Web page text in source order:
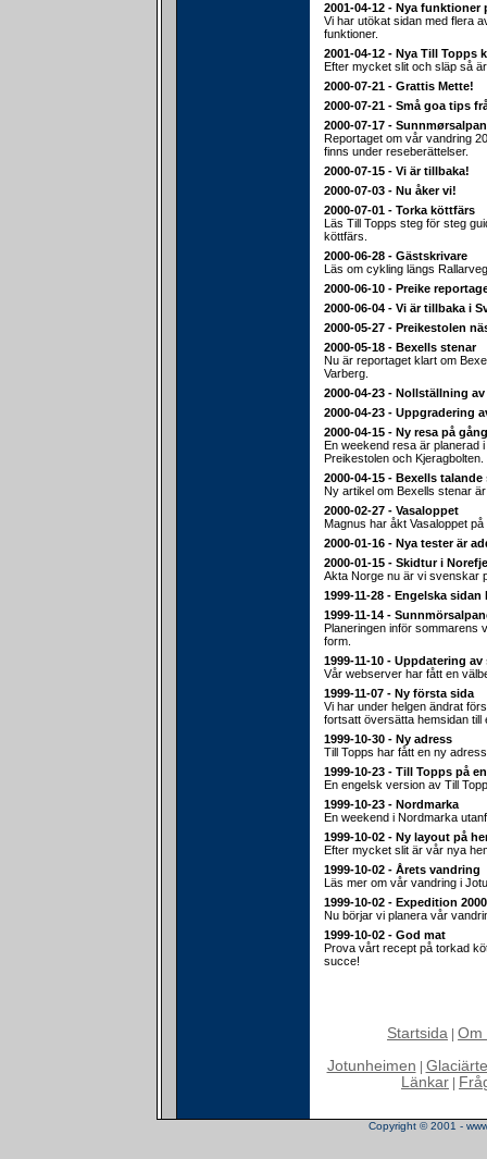
2001-04-12 - Nya funktioner
Vi har utökat sidan med flera
funktioner.
2001-04-12 - Nya Till Topps
Efter mycket slit och släp så
2000-07-21 - Grattis Mette!
2000-07-21 - Små goa tips
2000-07-17 -
Reportaget om vår vandring
finns under reseberättelser.
2000-07-15 - Vi är tillbaka!
2000-07-03 - Nu åker vi!
2000-07-01 - Torka köttfärs
Läs Till Topps steg för steg
köttfärs.
2000-06-28 - Gästskrivare
Läs om cykling längs
2000-06-10 - Preike
2000-06-04 - Vi är tillbaka i
2000-05-27 - Preikestolen
2000-05-18 - Bexells stenar
Nu är reportaget klart om
Varberg.
2000-04-23 - Nollställning
2000-04-23 - Uppgradering
2000-04-15 - Ny resa på
En weekend resa är planerad
Preikestolen och Kjeragbolten.
2000-04-15 - Bexells talande
Ny artikel om Bexells stenar
2000-02-27 - Vasaloppet
Magnus har åkt Vasaloppet
2000-01-16 - Nya tester är
2000-01-15 - Skidtur i
Akta Norge nu är vi svenskar
1999-11-28 - Engelska sidan
1999-11-14 -
Planeringen inför sommarens
form.
1999-11-10 - Uppdatering av
Vår webserver har fått en
1999-11-07 - Ny första sida
Vi har under helgen ändrat
fortsatt översätta hemsidan till
1999-10-30 - Ny adress
Till Topps har fått en ny
1999-10-23 - Till Topps på
En engelsk version av Till
1999-10-23 - Nordmarka
En weekend i Nordmarka
1999-10-02 - Ny layout på
Efter mycket slit är vår nya
1999-10-02 - Årets vandring
Läs mer om vår vandring i
1999-10-02 - Expedition 2000
Nu börjar vi planera vår
1999-10-02 - God mat
Prova vårt recept på torkad
succe!
Startsida Om
Jotunheimen
Länkar
Copyright © 2001 -